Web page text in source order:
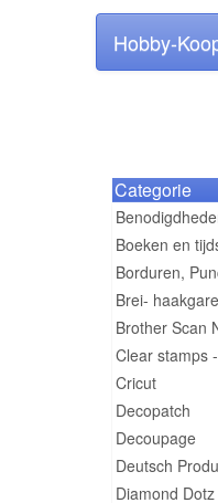
Hobby-
Categorie
Boeken en
Borduren,
Brei-
Brother Scan
Clear stamps
Cricut
Decopatch
Decoupage
Deutsch
Diamond